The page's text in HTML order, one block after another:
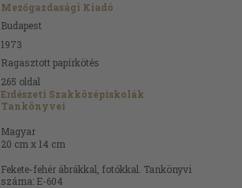
Mezőgazdasági Kiadó
Budapest
1973
Ragasztott papírkötés
265 oldal
Erdészeti Szakközépiskolák
Tankönyvei
Magyar
20 cm x 14 cm
Fekete-fehér ábrákkal, fotókkal. Tankönyvi
száma: E-604